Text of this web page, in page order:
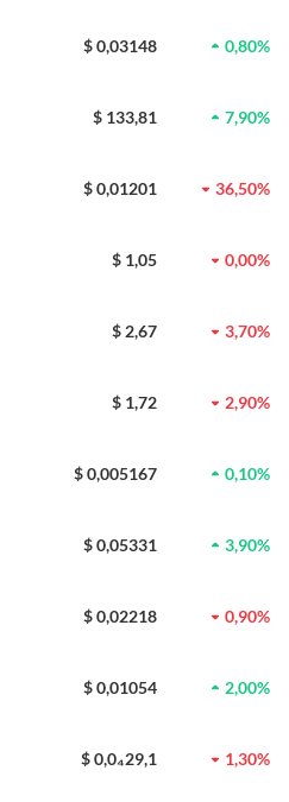
$ 0,03148 0,80%
$ 133,81 7,90%
$ 0,01201 36,50%
$ 1,05 0,00%
$ 2,67 3,70%
$ 1,72 2,90%
$ 0,005167 0,10%
$ 0,05331 3,90%
$ 0,02218 0,90%
$ 0,01054 2,00%
$ 0,0₄29,1 1,30%